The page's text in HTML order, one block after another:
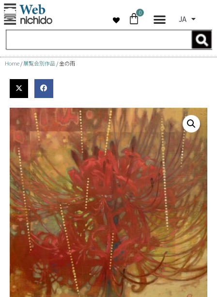
コ
テ
ン
ス
キ
0
JA
Home/展覧会別作品 / 金の雨